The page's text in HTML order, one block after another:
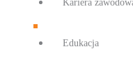
Kariera
Edukacja